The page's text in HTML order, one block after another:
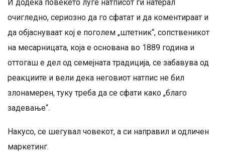
И додека повеќето луѓе натписот ги натерал
очигледно, сериозно да го сфатат и да коментираат и
да објаснуваат кој е поголем „штетник“, сопственикот
на месарницата, која е основана во 1889 година и
оттогаш е дел од семејната традиција, се забавува од
реакциите и вели дека неговиот натпис не бил
злонамерен, туку треба да се сфати како „благо
задевање“.
Накусо, се шегувал човекот, а си направил и одличен
маркетинг.